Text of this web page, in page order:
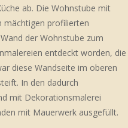
ab. Die Wohnstube mit
mächtigen profilierten
der Wohnstube zum
entdeckt worden, die
diese Wandseite im oberen
In den dadurch
mit Dekorationsmalerei
mit Mauerwerk ausgefüllt.